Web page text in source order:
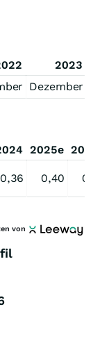
2023
Dezember
2025e
0,36 0,40
von